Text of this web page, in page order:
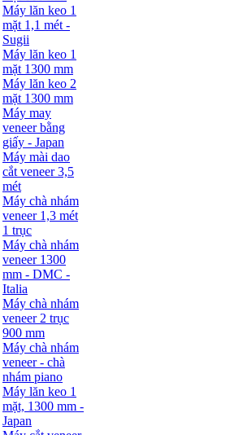
Máy lăn keo 1
mặt 1,1 mét -
Sugii
Máy lăn keo 1
mặt 1300 mm
Máy lăn keo 2
mặt 1300 mm
Máy may
veneer bằng
giấy - Japan
Máy mài dao
cắt veneer 3,5
mét
Máy chà nhám
veneer 1,3 mét
1 trục
Máy chà nhám
veneer 1300
mm - DMC -
Italia
Máy chà nhám
veneer 2 trục
900 mm
Máy chà nhám
veneer - chà
nhám piano
Máy lăn keo 1
mặt, 1300 mm -
Japan